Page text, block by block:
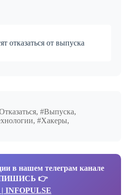
отказаться от выпуска
#Выпуска,
#Хакеры,
в нашем телеграм канале
👉
INFOPULSE